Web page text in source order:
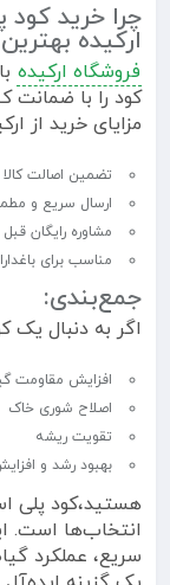
چرا خرید
ارکیده
فروشگاه ارکیده
کود را با ضمانت
مزایای خرید از
تضمین اصالت کالا
ارسال سریع و
مشاوره رایگان
مناسب برای
جمع‌بندی:
اگر به دنبال یک
افزایش مقاومت
اصلاح شوری خاک
تقویت ریشه
بهبود رشد و
انتخاب‌ها است.
سریع، عملکرد